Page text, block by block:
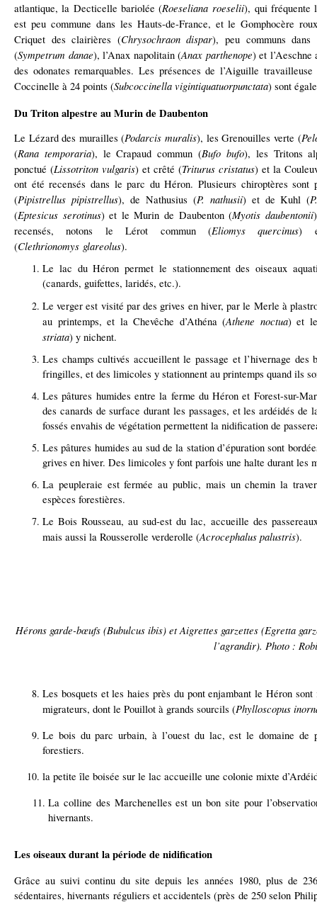
atlantique, la Decticelle bariolée (Roeseliana roeselii), qui fréquente
est peu commune dans les Hauts-de-France, et le Gomphocère
Criquet des clairières (Chrysochraon dispar), peu communs
(Sympetrum danae), l’Anax napolitain (Anax parthenope) et l’Aeschne
des odonates remarquables. Les présences de l’Aiguille travailleuse
Coccinelle à 24 points (Subcoccinella vigintiquatuorpunctata) sont
Du Triton alpestre au Murin de Daubenton
Le Lézard des murailles (Podarcis muralis), les Grenouilles verte (
(Rana temporaria), le Crapaud commun (Bufo bufo), les Tritons
ponctué (Lissotriton vulgaris) et crêté (Triturus cristatus) et la
ont été recensés dans le parc du Héron. Plusieurs chiroptères sont
(Pipistrellus pipistrellus), de Nathusius (P. nathusii) et de Kuhl (
(Eptesicus serotinus) et le Murin de Daubenton (Myotis daubentonii
recensés, notons le Lérot commun (Eliomys quercinus)
(Clethrionomys glareolus).
Le lac du Héron permet le stationnement des oiseaux
(canards, guifettes, laridés, etc.).
Le verger est visité par des grives en hiver, par le Merle à
au printemps, et la Chevêche d’Athéna (Athene noctua) et le
striata) y nichent.
Les champs cultivés accueillent le passage et l’hivernage des
fringilles, et des limicoles y stationnent au printemps quand ils
Les pâtures humides entre la ferme du Héron et Forest-sur-
des canards de surface durant les passages, et les ardéidés de
fossés envahis de végétation permettent la nidification de
Les pâtures humides au sud de la station d’épuration sont
grives en hiver. Des limicoles y font parfois une halte durant les
La peupleraie est fermée au public, mais un chemin la
espèces forestières.
Le Bois Rousseau, au sud-est du lac, accueille des
mais aussi la Rousserolle verderolle (Acrocephalus palustris).
Hérons garde-bœufs (Bubulcus ibis) et Aigrettes garzettes (Egretta
l’agrandir). Photo :
Les bosquets et les haies près du pont enjambant le Héron sont
migrateurs, dont le Pouillot à grands sourcils (Phylloscopus
Le bois du parc urbain, à l’ouest du lac, est le domaine de
forestiers.
la petite île boisée sur le lac accueille une colonie mixte
La colline des Marchenelles est un bon site pour
hivernants.
Les oiseaux durant la période de nidification
Grâce au suivi continu du site depuis les années 1980, plus de 236
sédentaires, hivernants réguliers et accidentels (près de 250 selon